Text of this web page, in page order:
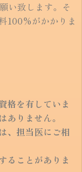
い致します。そ
100%がかかりま
格を有していま
りません。
、担当医にご相
ることがありま